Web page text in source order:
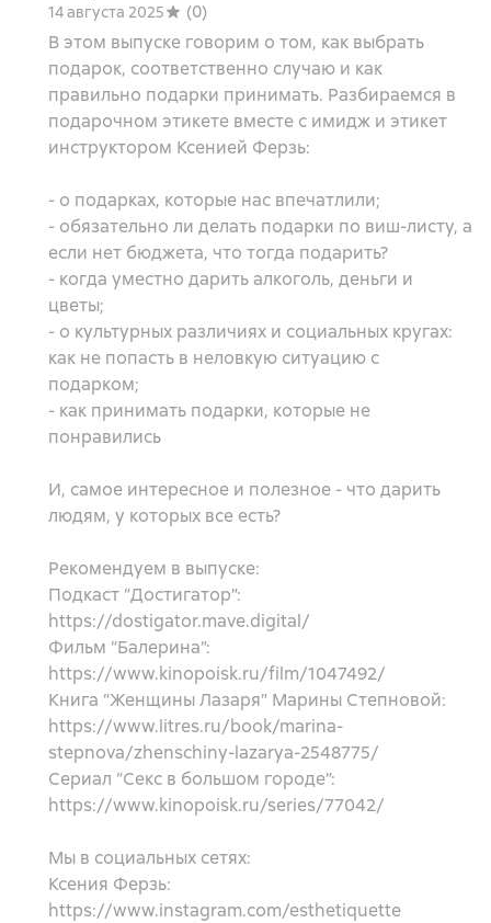
14 августа 2025 (0)
В этом выпуске говорим о том, как выбрать
подарок, соответственно случаю и как
правильно подарки принимать. Разбираемся в
подарочном этикете вместе с имидж и этикет
инструктором Ксенией Ферзь:
- о подарках, которые нас впечатлили;
- обязательно ли делать подарки по виш-листу, а
если нет бюджета, что тогда подарить?
- когда уместно дарить алкоголь, деньги и
цветы;
- о культурных различиях и социальных кругах:
как не попасть в неловкую ситуацию с
подарком;
- как принимать подарки, которые не
понравились
И, самое интересное и полезное - что дарить
людям, у которых все есть?
Рекомендуем в выпуске:
Подкаст “Достигатор”:
https://dostigator.mave.digital/
Фильм “Балерина”:
https://www.kinopoisk.ru/film/1047492/
Книга “Женщины Лазаря” Марины Степновой:
https://www.litres.ru/book/marina-
stepnova/zhenschiny-lazarya-2548775/
Сериал “Секс в большом городе”:
https://www.kinopoisk.ru/series/77042/
Мы в социальных сетях:
Ксения Ферзь:
https://www.instagram.com/esthetiquette